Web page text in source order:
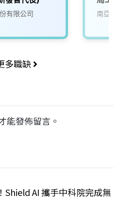
有限公司 南亞科
多職缺
能發佈留言。
Shield AI 攜手中科院完成無